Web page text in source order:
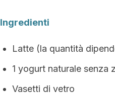
Ingredienti
Latte (la quantità
1 yogurt naturale senza
Vasetti di vetro